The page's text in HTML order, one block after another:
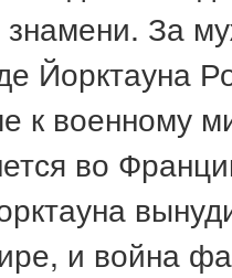
За
Йорктауна
к военному
во
и война